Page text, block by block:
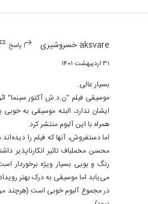
aksvare خسروشیری پاسخ
۳۱ اردیبهشت ۱۴۰۱